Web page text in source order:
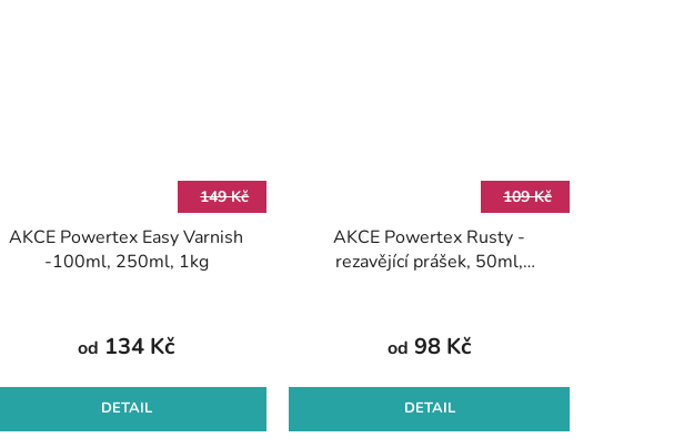
149 Kč
AKCE Powertex Easy Varnish
-100ml, 250ml, 1kg
od 134 Kč
DETAIL
109 Kč
AKCE Powertex Rusty -
rezavějící prášek, 50ml,
od 98 Kč
DETAIL